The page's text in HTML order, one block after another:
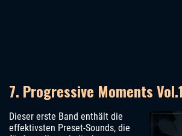
7. Progressive Moments
Dieser erste Band enthält die
effektivsten Preset-Sounds, die